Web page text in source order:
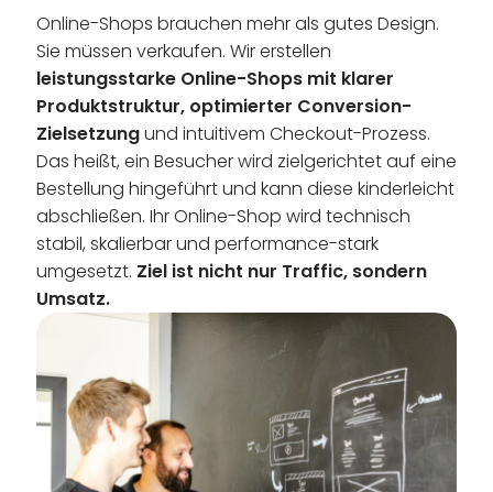
Online-Shops brauchen mehr als gutes Design.
Sie müssen verkaufen. Wir erstellen
leistungsstarke Online-Shops mit klarer
Produktstruktur, optimierter Conversion-
Zielsetzungund intuitivem Checkout-Prozess.
Das heißt, ein Besucher wird zielgerichtet auf eine
Bestellung hingeführt und kann diese kinderleicht
abschließen. Ihr Online-Shop wird technisch
stabil, skalierbar und performance-stark
umgesetzt. Ziel ist nicht nur Traffic, sondern
Umsatz.